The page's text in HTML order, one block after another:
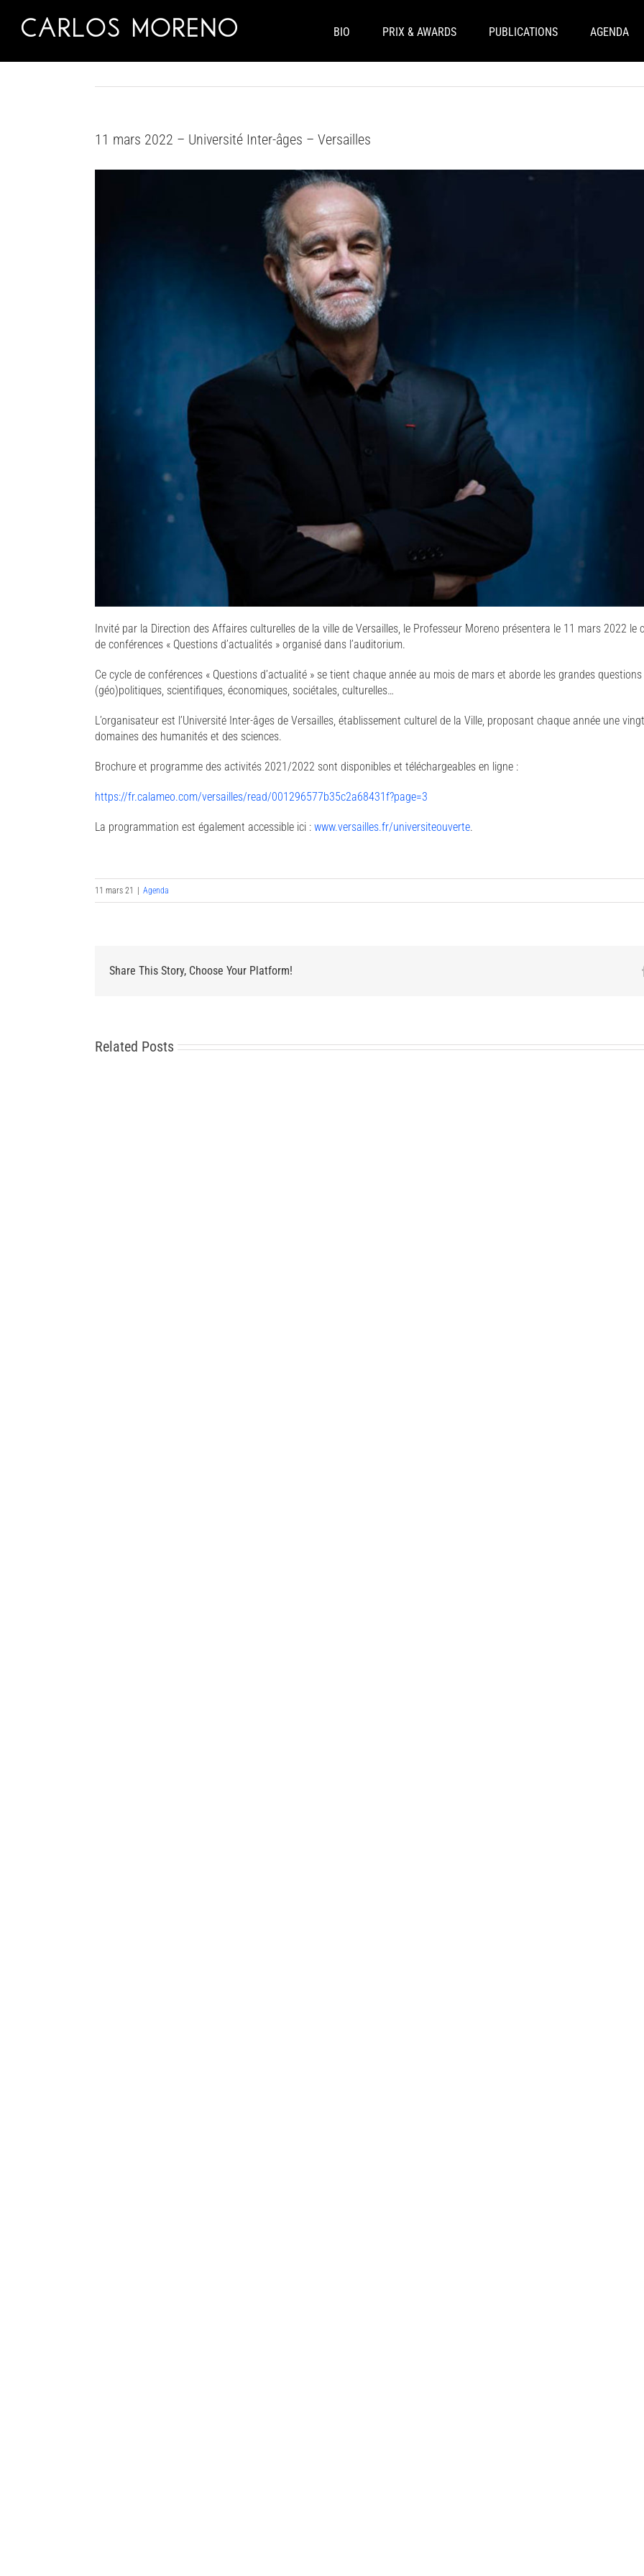
content
BIO PRIX & AWARDS PUBLICATIONS AGENDA
11 mars 2022 – Université Inter-âges – Versailles
Invité par la Direction des Affaires culturelles de la ville de Versailles, le Professeur Moreno présentera le 11 mars 2022 le
de conférences « Questions d’actualités » organisé dans l’auditorium.
Ce cycle de conférences « Questions d’actualité » se tient chaque année au mois de mars et aborde les grandes
(géo)politiques, scientifiques, économiques, sociétales, culturelles…
L’organisateur est l’Université Inter-âges de Versailles, établissement culturel de la Ville, proposant chaque année une
domaines des humanités et des sciences.
Brochure et programme des activités 2021/2022 sont disponibles et téléchargeables en ligne :
https://fr.calameo.com/versailles/read/001296577b35c2a68431f?page=3
La programmation est également accessible ici : www.versailles.fr/universiteouverte.
11 mars 21 | Agenda
Share This Story, Choose Your Platform!
Related Posts